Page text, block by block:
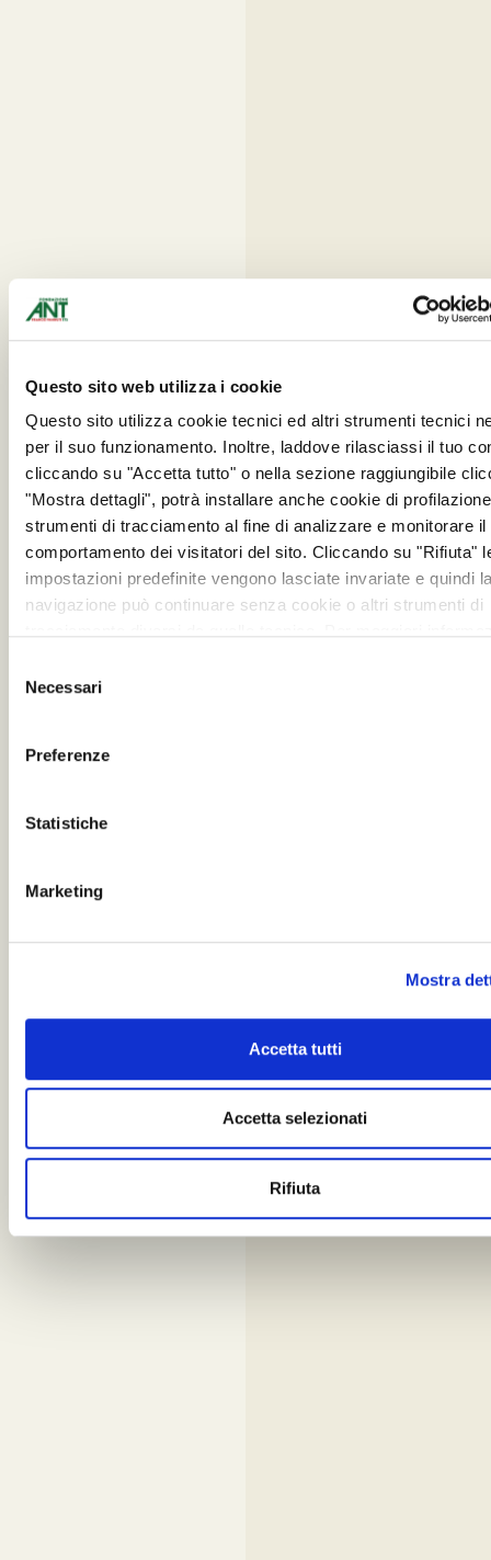
Questo sito web utilizza i cookie
Questo sito utilizza cookie tecnici ed altri strumenti tecnici
per il suo funzionamento. Inoltre, laddove rilasciassi il tuo
cliccando su "Accetta tutto" o nella sezione raggiungibile
"Mostra dettagli", potrà installare anche cookie di
strumenti di tracciamento al fine di analizzare e monitorare il
comportamento dei visitatori del sito. Cliccando su "Rifiuta"
impostazioni predefinite vengono lasciate invariate e quindi
navigazione può continuare senza cookie o altri strumenti di
delNecessari
Preferenze
Statistiche
Marketing
Mostra
Accetta tutti
Accetta selezionati
Rifiuta